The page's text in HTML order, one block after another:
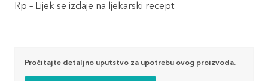
Rp – Lijek se izdaje na ljekarski recept
Pročitajte detaljno uputstvo za upotrebu ovog proizvoda.